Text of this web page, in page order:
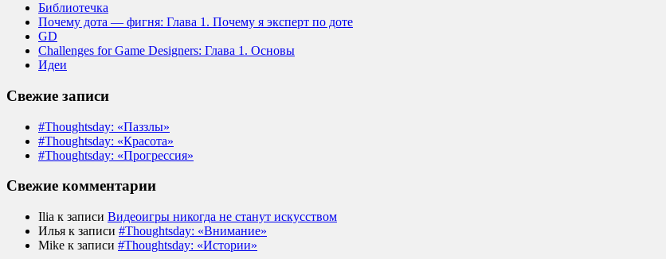
Библиотечка
Почему дота — фигня: Глава 1. Почему я эксперт по доте
GD
Challenges for Game Designers: Глава 1. Основы
Идеи
Свежие записи
#Thoughtsday: «Паззлы»
#Thoughtsday: «Красота»
#Thoughtsday: «Прогрессия»
Свежие комментарии
Ilia к записи Видеоигры никогда не станут искусством
Илья к записи #Thoughtsday: «Внимание»
Mike к записи #Thoughtsday: «Истории»